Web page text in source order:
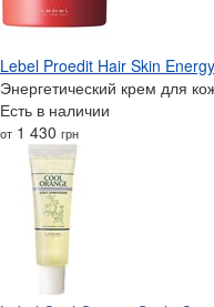
Lebel Proedit Hair Skin
Энергетический крем для
Есть в наличии
от 1 430 грн